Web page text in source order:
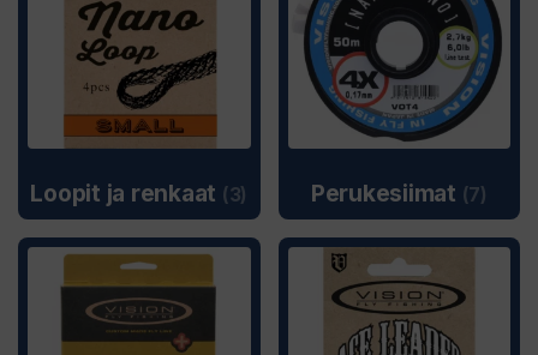
Loopit ja renkaat (3) Perukesiimat (7)